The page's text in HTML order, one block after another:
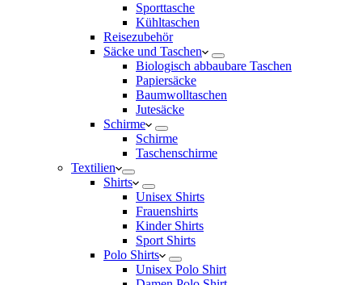
Sporttasche
Kühltaschen
Reisezubehör
Säcke und Taschen
Biologisch abbaubare Taschen
Papiersäcke
Baumwolltaschen
Jutesäcke
Schirme
Schirme
Taschenschirme
Textilien
Shirts
Unisex Shirts
Frauenshirts
Kinder Shirts
Sport Shirts
Polo Shirts
Unisex Polo Shirt